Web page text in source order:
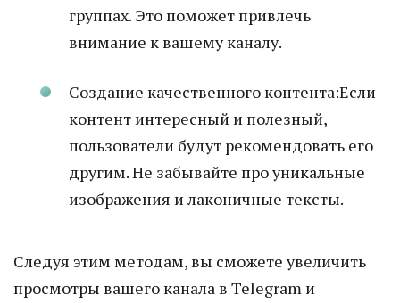
группах. Это поможет привлечь
внимание к вашему каналу.
Создание качественного контента:Если
контент интересный и полезный,
пользователи будут рекомендовать его
другим. Не забывайте про уникальные
изображения и лаконичные тексты.
Следуя этим методам, вы сможете увеличить
просмотры вашего канала в Telegram и